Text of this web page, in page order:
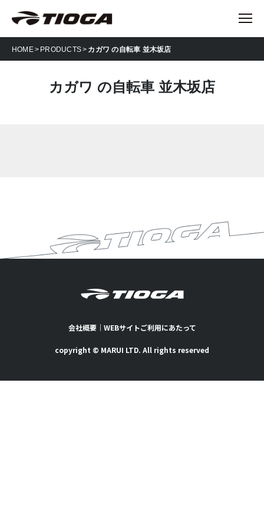
HOME PRODUCTS カガワ の自転車 並木坂店
カガワ の自転車 並木坂店
会社概要｜ WEBサイトご利用にあたって
copyright © MARUI LTD. All rights reserved